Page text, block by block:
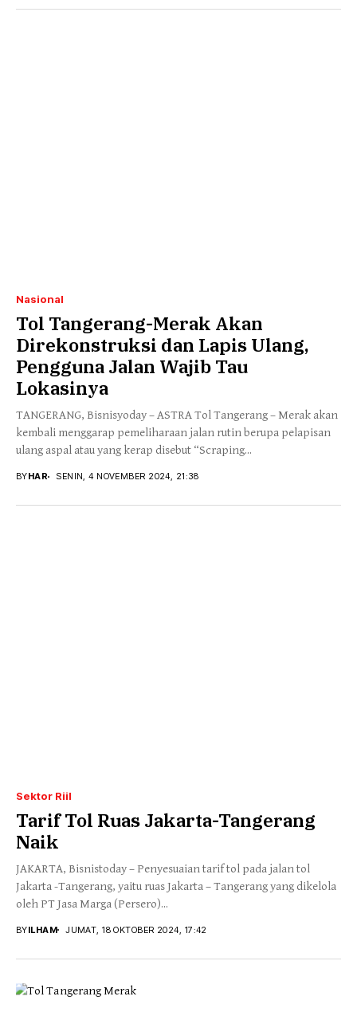
Nasional
Tol Tangerang-Merak Akan
Direkonstruksi dan Lapis Ulang,
Pengguna Jalan Wajib Tau
Lokasinya
TANGERANG, Bisnisyoday – ASTRA Tol Tangerang – Merak akan
kembali menggarap pemeliharaan jalan rutin berupa pelapisan
ulang aspal atau yang kerap disebut “Scraping...
BYHAR SENIN, 4 NOVEMBER 2024, 21:38
Sektor Riil
Tarif Tol Ruas Jakarta-Tangerang
Naik
JAKARTA, Bisnistoday – Penyesuaian tarif tol pada jalan tol
Jakarta -Tangerang, yaitu ruas Jakarta – Tangerang yang dikelola
oleh PT Jasa Marga (Persero)...
BYILHAM JUMAT, 18 OKTOBER 2024, 17:42